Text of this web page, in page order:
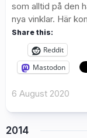
som alltid på den
nya vinklar. Här
Share this:
Reddit
Mastodon
6 August 2020
2014